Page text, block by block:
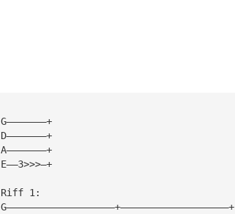
G———————+
D———————+
A———————+
E——3>>>—+
Riff 1:
G———————————————————+———————————————————+